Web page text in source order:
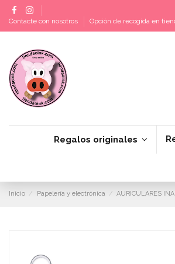
Contacte con nosotros Opción de recogida en
Regalos originales
Inicio Papelería y electrónica AURICULARES